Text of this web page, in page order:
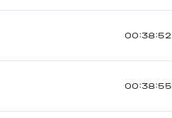
00:38:52
00:38:55